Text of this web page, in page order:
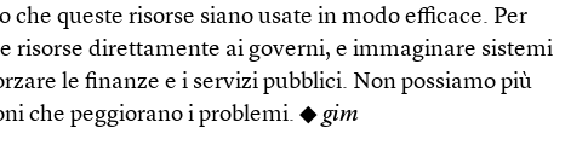
che queste risorse siano usate in modo efficace. Per
risorse direttamente ai governi, e immaginare sistemi
le finanze e i servizi pubblici. Non possiamo più
che peggiorano i problemi. ◆gim